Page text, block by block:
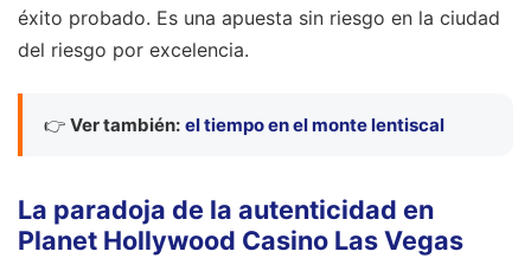
éxito probado. Es una apuesta sin riesgo en la ciudad
del riesgo por excelencia.
👉 Ver también: el tiempo en el monte lentiscal
La paradoja de la autenticidad en
Planet Hollywood Casino Las Vegas